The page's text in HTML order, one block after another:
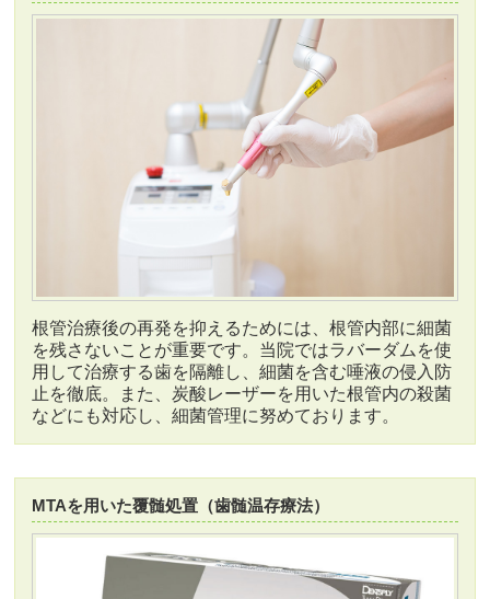
根管治療後の再発を抑えるためには、根管内部に細菌
を残さないことが重要です。当院ではラバーダムを使
用して治療する歯を隔離し、細菌を含む唾液の侵入防
止を徹底。また、炭酸レーザーを用いた根管内の殺菌
などにも対応し、細菌管理に努めております。
MTAを用いた覆髄処置（歯髄温存療法）